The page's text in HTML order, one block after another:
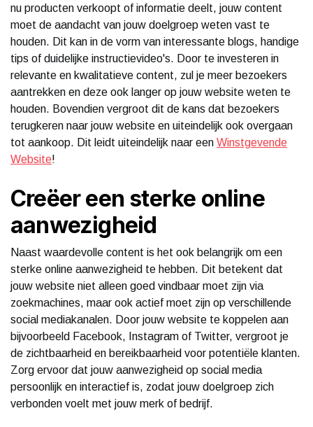
nu producten verkoopt of informatie deelt, jouw content
moet de aandacht van jouw doelgroep weten vast te
houden. Dit kan in de vorm van interessante blogs, handige
tips of duidelijke instructievideo's. Door te investeren in
relevante en kwalitatieve content, zul je meer bezoekers
aantrekken en deze ook langer op jouw website weten te
houden. Bovendien vergroot dit de kans dat bezoekers
terugkeren naar jouw website en uiteindelijk ook overgaan
tot aankoop. Dit leidt uiteindelijk naar een Winstgevende
Website!
Creëer een sterke online
aanwezigheid
Naast waardevolle content is het ook belangrijk om een
sterke online aanwezigheid te hebben. Dit betekent dat
jouw website niet alleen goed vindbaar moet zijn via
zoekmachines, maar ook actief moet zijn op verschillende
social mediakanalen. Door jouw website te koppelen aan
bijvoorbeeld Facebook, Instagram of Twitter, vergroot je
de zichtbaarheid en bereikbaarheid voor potentiële klanten.
Zorg ervoor dat jouw aanwezigheid op social media
persoonlijk en interactief is, zodat jouw doelgroep zich
verbonden voelt met jouw merk of bedrijf.